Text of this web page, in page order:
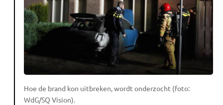
Hoe de brand kon uitbreken, wordt onderzocht (foto:
WdG/SQ Vision).